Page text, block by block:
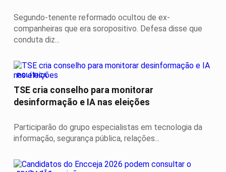
Segundo-tenente reformado ocultou de ex-
companheiras que era soropositivo. Defesa disse que
conduta diz...
POLÍTICA
TSE cria conselho para monitorar
desinformação e IA nas eleições
Participarão do grupo especialistas em tecnologia da
informação, segurança pública, relações...